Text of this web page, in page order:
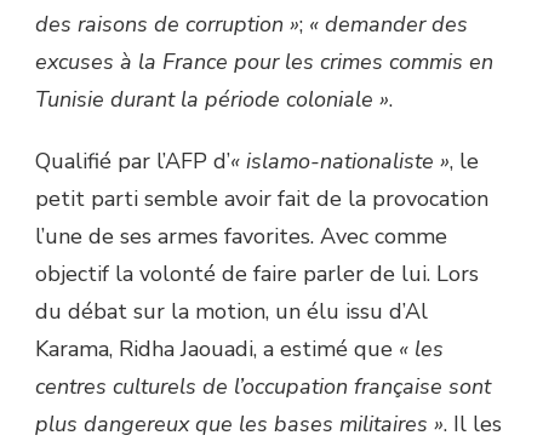
des raisons de corruption »; « demander des
excuses à la France pour les crimes commis en
Tunisie durant la période coloniale ».
Qualifié par l’AFP d’« islamo-nationaliste », le
petit parti semble avoir fait de la provocation
l’une de ses armes favorites. Avec comme
objectif la volonté de faire parler de lui. Lors
du débat sur la motion, un élu issu d’Al
Karama, Ridha Jaouadi, a estimé que « les
centres culturels de l’occupation française sont
plus dangereux que les bases militaires ». Il les